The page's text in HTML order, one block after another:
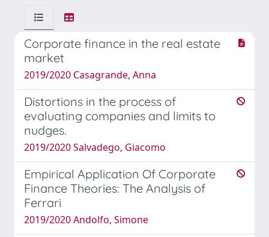
Corporate finance in the real estate
market
2019/2020 Casagrande, Anna
Distortions in the process of
evaluating companies and limits to
nudges.
2019/2020 Salvadego, Giacomo
Empirical Application Of Corporate
Finance Theories: The Analysis of
Ferrari
2019/2020 Andolfo, Simone